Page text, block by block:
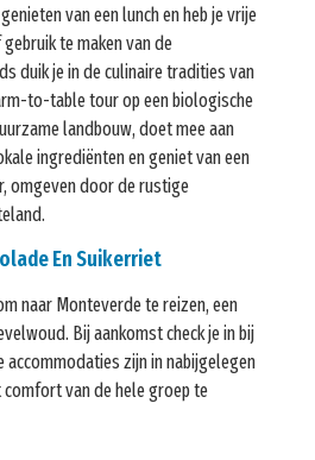
van een lunch en heb je vrije
te maken van de
duik je in de culinaire tradities van
to-table tour op een biologische
landbouw, doet mee aan
ingrediënten en geniet van een
omgeven door de rustige
En Suikerriet
naar Monteverde te reizen, een
Bij aankomst check je in bij
accommodaties zijn in nabijgelegen
van de hele groep te